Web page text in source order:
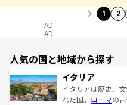
1 2
AD
AD
人気の国と地域から探す
イタリア
イタリアは歴史、
れた国。 ローマの